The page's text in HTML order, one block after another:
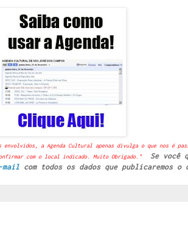
a Agenda Cultural apenas divulga o que nos é
com o local indicado. Muito Obrigado."
Se você
mail com todos os dados que publicaremos o